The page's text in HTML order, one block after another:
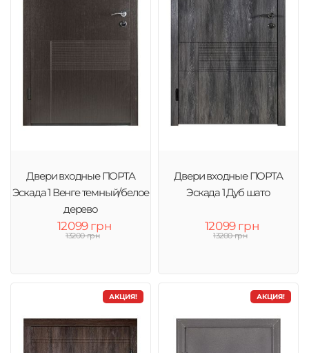
Двери входные ПОРТА
Эскада 1 Венге темный/белое
дерево
12099 грн
13200 грн
Двери входные ПОРТА
Эскада 1 Дуб шато
12099 грн
13200 грн
АКЦИЯ! АКЦИЯ!